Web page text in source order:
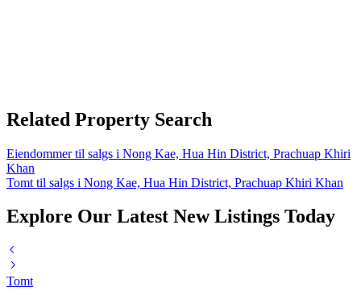
Related Property Search
Eiendommer til salgs i Nong Kae, Hua Hin District, Prachuap Khiri
Khan
Tomt til salgs i Nong Kae, Hua Hin District, Prachuap Khiri Khan
Explore Our Latest New Listings Today
Tomt